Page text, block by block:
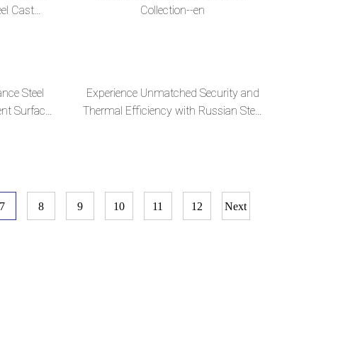
Cast
Collection--en
Steel
Surface
Experience Unmatched Security and
Thermal Efficiency with Russian Steel
7 8 9 10 11 12 Next